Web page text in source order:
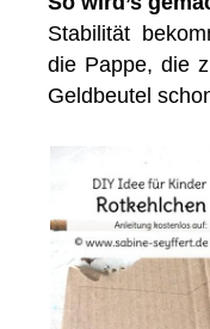
Stabilität
die Pappe, die
Geldbeutel